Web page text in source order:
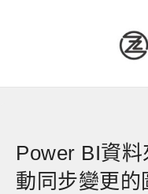
Power BI資
動同步變更的